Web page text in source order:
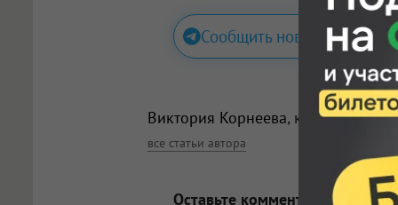
Сообщить новость
Виктория Корнеева,
все статьи автора
Оставьте комментарий